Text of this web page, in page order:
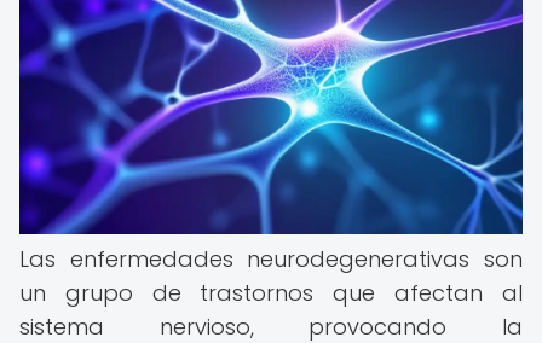
Las enfermedades neurodegenerativas son
un grupo de trastornos que afectan al
sistema nervioso, provocando la